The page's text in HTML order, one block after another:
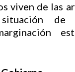
viven de las
de